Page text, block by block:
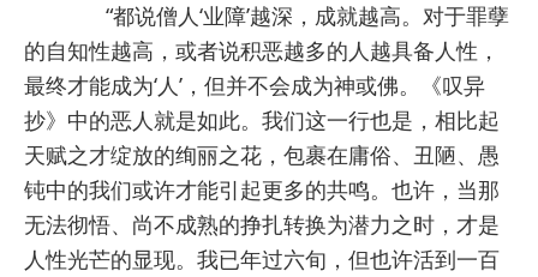
“都说僧人‘业障’越深，成就越高。对于罪孽
的自知性越高，或者说积恶越多的人越具备人性，
最终才能成为‘人’，但并不会成为神或佛。《叹异
抄》中的恶人就是如此。我们这一行也是，相比起
天赋之才绽放的绚丽之花，包裹在庸俗、丑陋、愚
钝中的我们或许才能引起更多的共鸣。也许，当那
无法彻悟、尚不成熟的挣扎转换为潜力之时，才是
人性光芒的显现。我已年过六旬，但也许活到一百